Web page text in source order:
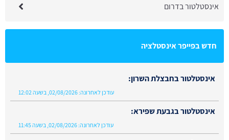
אינסטלטור בדרום
חדש בפייפר אינסטלציה
עודכן לאחרונה:02/08/2026, בשעה 11:45
עודכן לאחרונה:28/07/2026, בשעה 13:48